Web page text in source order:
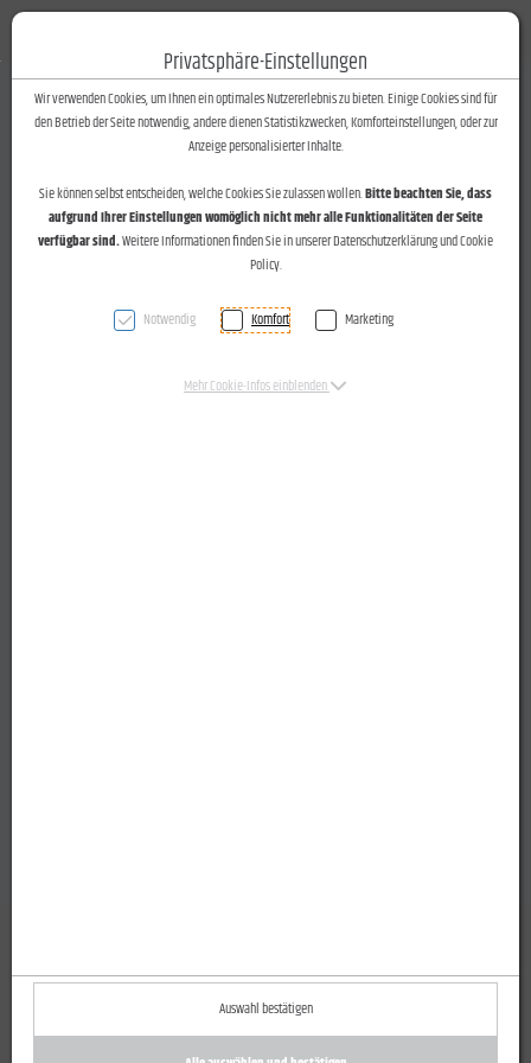
Zum Inhalt springen [AK + 0]
Zum Hauptmenü springen [AK + 1]
Zum Footer-Menü unten (angedockt an Browserrand) springen [AK + 2]
Zum Widget-Menü rechts springen [AK + 3]
Zu den Inhalten im Fußbereich springen [AK + 4]
Privatsphäre-Einstellungen
Wir verwenden Cookies, um Ihnen ein optimales Nutzererlebnis zu bieten. Einige Cookies sind für
den Betrieb der Seite notwendig, andere dienen Statistikzwecken, Komforteinstellungen, oder zur
Anzeige personalisierter Inhalte.
Sie können selbst entscheiden, welche Cookies Sie zulassen wollen.Bitte beachten Sie, dass
aufgrund Ihrer Einstellungen womöglich nicht mehr alle Funktionalitäten der Seite
verfügbar sind.Weitere Informationen finden Sie in unserer Datenschutzerklärung und Cookie
Policy.
Notwendig Komfort Marketing
Mehr Cookie-Infos einblenden
Auswahl bestätigen